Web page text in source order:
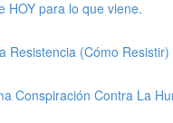
HOY para lo que viene.
Resistencia (Cómo Resistir)
Conspiración Contra La